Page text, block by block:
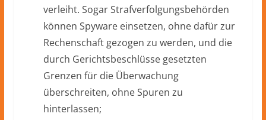
verleiht. Sogar Strafverfolgungsbehörden
können Spyware einsetzen, ohne dafür zur
Rechenschaft gezogen zu werden, und die
durch Gerichtsbeschlüsse gesetzten
Grenzen für die Überwachung
überschreiten, ohne Spuren zu
hinterlassen;